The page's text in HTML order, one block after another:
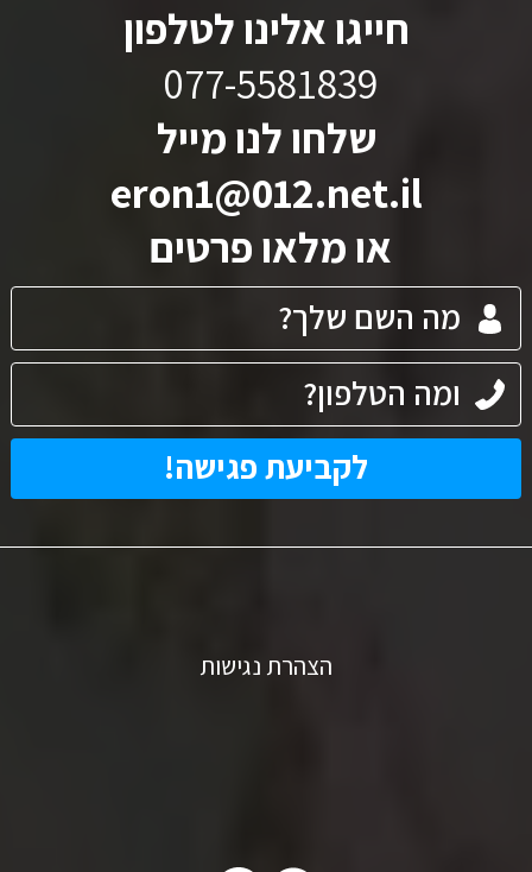
חייגו אלינו לטלפון
077-5581839
שלחו לנו מייל
eron1@012.net.il
או מלאו פרטים
הצהרת נגישות